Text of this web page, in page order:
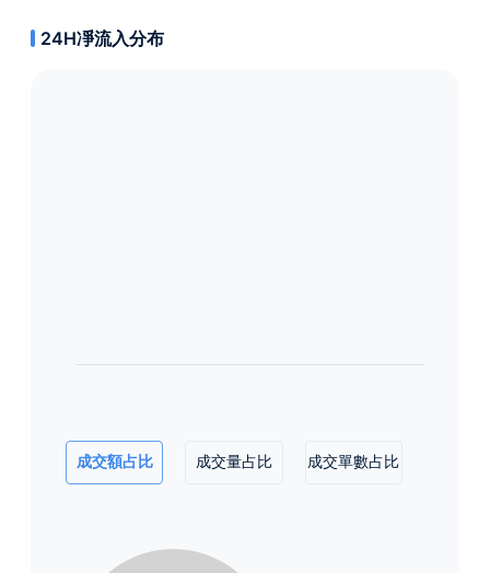
24H凈流入分布
成交額占比 成交量占比 成交單數占比